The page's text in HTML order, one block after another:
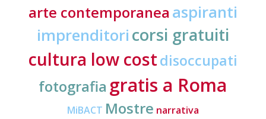
arte contemporanea aspiranti
imprenditori corsi gratuiti
cultura low costdisoccupati
fotografia gratis a Roma
MiBACT Mostre narrativa